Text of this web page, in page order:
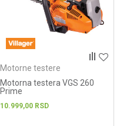
Motorne testere
Motorna testera VGS 260
Prime
10.999,00 RSD